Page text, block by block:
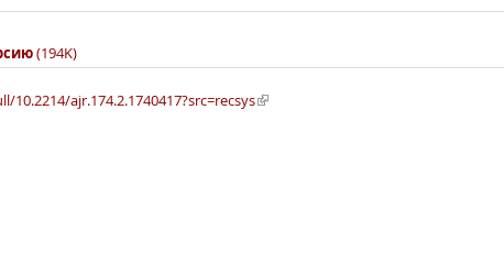
(194K)
ajr.174.2.1740417?src=recsys